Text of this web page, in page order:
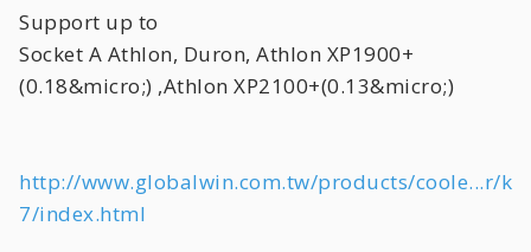
Support up to
Socket A Athlon, Duron, Athlon XP1900+
(0.18&micro;) ,Athlon XP2100+(0.13&micro;)
http://www.globalwin.com.tw/products/coole...r/k
7/index.html